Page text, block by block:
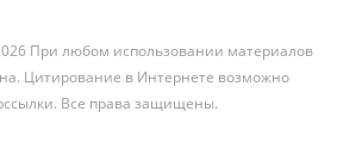
При любом использовании материалов
Цитирование в Интернете возможно
Все права защищены.